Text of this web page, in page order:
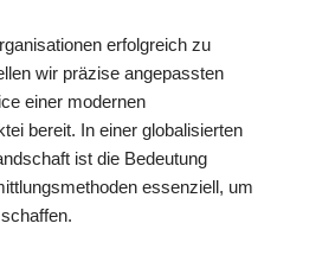
erfolgreich zu
wir präzise angepassten
einer modernen
bereit. In einer globalisierten
ist die Bedeutung
essenziell, um